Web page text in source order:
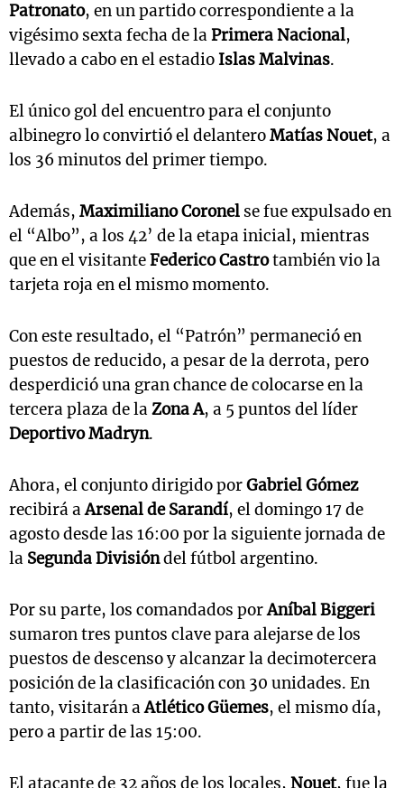
Patronato, en un partido correspondiente a la
vigésimo sexta fecha de laPrimera Nacional,
llevado a cabo en el estadio Islas Malvinas.
El único gol del encuentro para el conjunto
albinegro lo convirtió el delanteroMatías Nouet, a
los 36 minutos del primer tiempo.
Además, Maximiliano Coronel se fue expulsado en
el “Albo”, a los 42’ de la etapa inicial, mientras
que en el visitanteFederico Castrotambién vio la
tarjeta roja en el mismo momento.
Con este resultado, el “Patrón” permaneció en
puestos de reducido, a pesar de la derrota, pero
desperdició una gran chance de colocarse en la
tercera plaza de laZona A, a 5 puntos del líder
Deportivo Madryn.
Ahora, el conjunto dirigido porGabriel Gómez
recibirá aArsenal de Sarandí, el domingo 17 de
agosto desde las 16:00 por la siguiente jornada de
la Segunda Divisióndel fútbol argentino.
Por su parte, los comandados porAníbal Biggeri
sumaron tres puntos clave para alejarse de los
puestos de descenso y alcanzar la decimotercera
posición de la clasificación con 30 unidades. En
tanto, visitarán aAtlético Güemes, el mismo día,
pero a partir de las 15:00.
El atacante de 32 años de los locales, Nouet, fue la